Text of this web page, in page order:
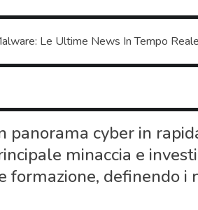
Le Ultime News In Tempo
panorama cyber in
minaccia e
formazione, definendo i